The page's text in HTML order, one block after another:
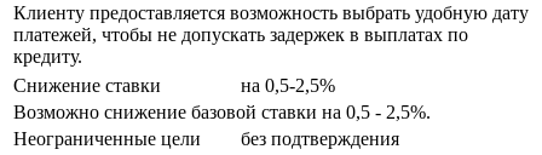
Клиенту предоставляется возможность выбрать удобную дату
платежей, чтобы не допускать задержек в выплатах по
кредиту.
Снижение ставки
на 0,5-2,5%
Возможно снижение базовой ставки на 0,5 - 2,5%.
Неограниченные цели
без подтверждения